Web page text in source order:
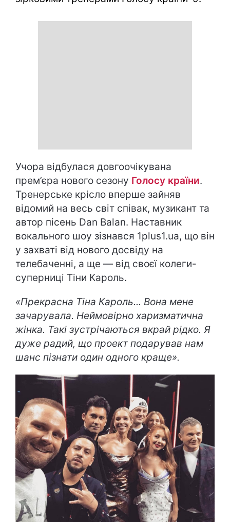
Учора відбулася довгоочікувана
прем’єра нового сезону Голосу країни.
Тренерське крісло вперше зайняв
відомий на весь світ співак, музикант та
автор пісень Dan Balan. Наставник
вокального шоу зізнався 1plus1.ua, що він
у захваті від нового досвіду на
телебаченні, а ще — від своєї колеги-
суперниці Тіни Кароль.
«Прекрасна Тіна Кароль... Вона мене
зачарувала. Неймовірно харизматична
жінка. Такі зустрічаються вкрай рідко. Я
дуже радий, що проект подарував нам
шанс пізнати один одного краще».